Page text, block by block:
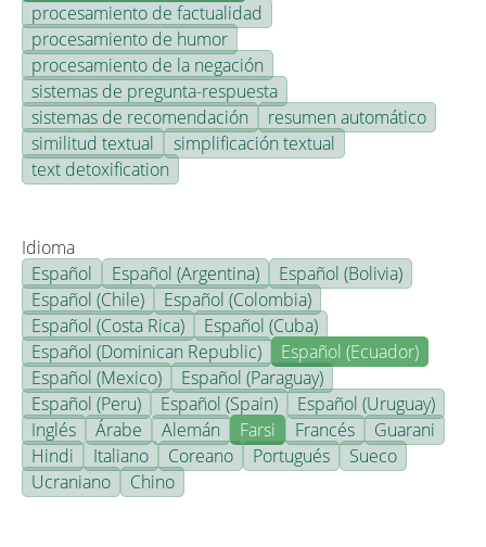
procesamiento de factualidad
procesamiento de humor
procesamiento de la negación
sistemas de pregunta-respuesta
sistemas de recomendación
resumen automático
similitud textual
simplificación textual
text detoxification
Idioma
Español
Español (Argentina)
Español (Bolivia)
Español (Chile)
Español (Colombia)
Español (Costa Rica)
Español (Cuba)
Español (Dominican Republic)
Español (Ecuador)
Español (Mexico)
Español (Paraguay)
Español (Peru)
Español (Spain)
Español (Uruguay)
Inglés
Árabe Alemán Farsi Francés
Guarani
Hindi
Italiano Coreano Portugués
Sueco
Ucraniano
Chino